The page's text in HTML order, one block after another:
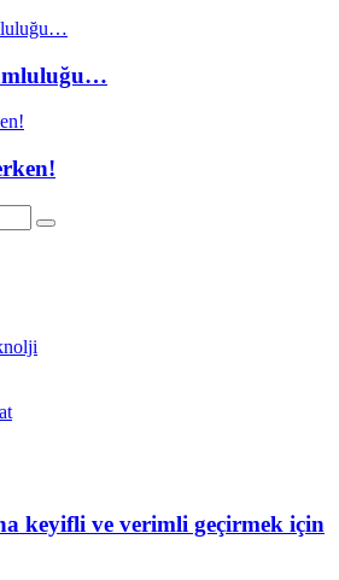
keyifli ve verimli geçirmek için